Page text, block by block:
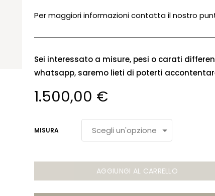
Per maggiori informazioni contatta il nostro
Sei interessato a misure, pesi o carati
whatsapp, saremo lieti di poterti
1.500,00 €
MISURA
AGGIUNGI AL CARRELLO